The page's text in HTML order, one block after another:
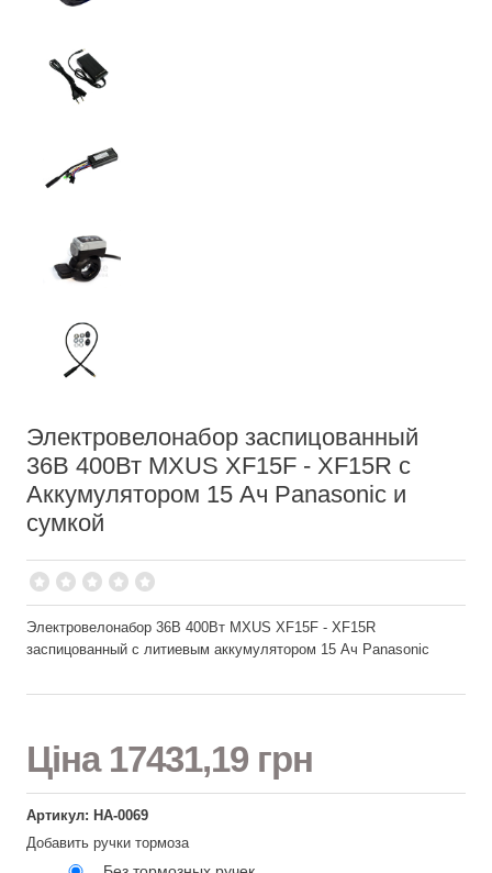
Электровелонабор заспицованный
36В 400Вт MXUS XF15F - XF15R с
Аккумулятором 15 Ач Panasonic и
сумкой
Электровелонабор 36В 400Вт MXUS XF15F - XF15R
заспицованный с литиевым аккумулятором 15 Ач Panasonic
Ціна 17431,19 грн
Артикул: НА-0069
Добавить ручки тормоза